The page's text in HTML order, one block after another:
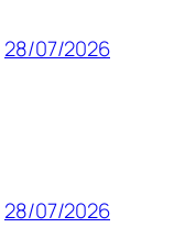
28/07/2026
28/07/2026